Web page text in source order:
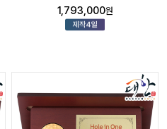
1,793,000원